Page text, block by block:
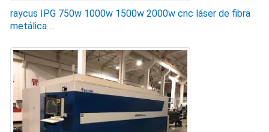
raycus IPG 750w 1000w 1500w 2000w cnc láser de fibra
metálica ...